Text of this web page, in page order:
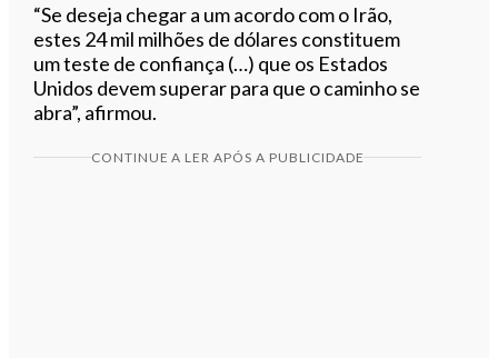
“Se deseja chegar a um acordo com o Irão,
estes 24 mil milhões de dólares constituem
um teste de confiança (…) que os Estados
Unidos devem superar para que o caminho se
abra”, afirmou.
CONTINUE A LER APÓS A PUBLICIDADE